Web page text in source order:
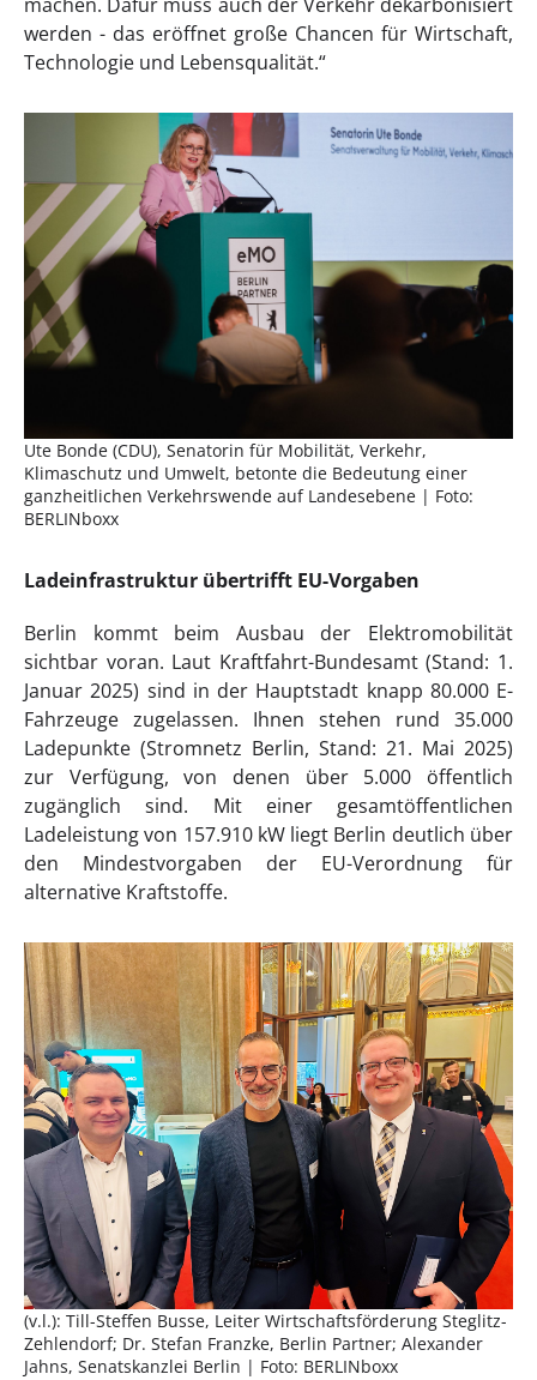
werden - das eröffnet große Chancen für Wirtschaft,
Technologie und Lebensqualität.“
Ute Bonde (CDU), Senatorin für Mobilität, Verkehr,
Klimaschutz und Umwelt, betonte die Bedeutung einer
ganzheitlichen Verkehrswende auf Landesebene | Foto:
BERLINboxx
Ladeinfrastruktur übertrifft EU-Vorgaben
Berlin kommt beim Ausbau der Elektromobilität
sichtbar voran. Laut Kraftfahrt-Bundesamt (Stand: 1.
Januar 2025) sind in der Hauptstadt knapp 80.000 E-
Fahrzeuge zugelassen. Ihnen stehen rund 35.000
Ladepunkte (Stromnetz Berlin, Stand: 21. Mai 2025)
zur Verfügung, von denen über 5.000 öffentlich
zugänglich sind. Mit einer gesamtöffentlichen
Ladeleistung von 157.910 kW liegt Berlin deutlich über
den Mindestvorgaben der EU-Verordnung für
alternative Kraftstoffe.
(v.l.): Till-Steffen Busse, Leiter Wirtschaftsförderung Steglitz-
Zehlendorf; Dr. Stefan Franzke, Berlin Partner; Alexander
Jahns, Senatskanzlei Berlin | Foto: BERLINboxx